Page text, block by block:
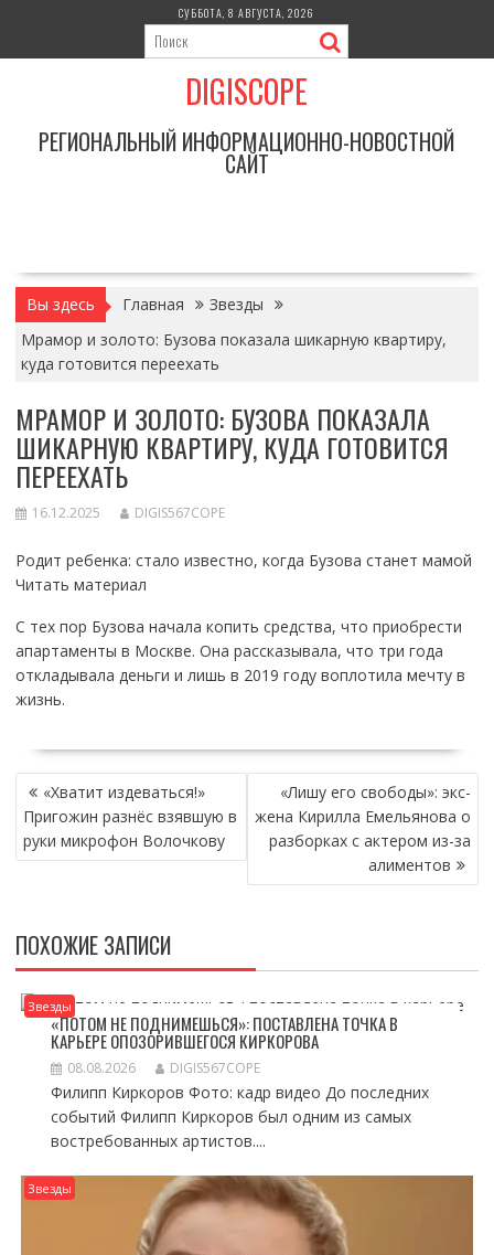
содержимому
СУББОТА, 8 АВГУСТА, 2026
DIGISCOPE
РЕГИОНАЛЬНЫЙ ИНФОРМАЦИОННО-НОВОСТНОЙ
САЙТ
Вы здесь Главная
Звезды
Мрамор и золото: Бузова показала шикарную квартиру,
куда готовится переехать
МРАМОР И ЗОЛОТО: БУЗОВА ПОКАЗАЛА
ШИКАРНУЮ КВАРТИРУ, КУДА ГОТОВИТСЯ
ПЕРЕЕХАТЬ
16.12.2025 DIGIS567COPE
Родит ребенка: стало известно, когда Бузова станет мамой
Читать материал
С тех пор Бузова начала копить средства, что приобрести
апартаменты в Москве. Она рассказывала, что три года
откладывала деньги и лишь в 2019 году воплотила мечту в
жизнь.
НАВИГАЦИЯ
ПО
ЗАПИСЯМ
«Хватит издеваться!»
Пригожин разнёс взявшую в
руки микрофон Волочкову
«Лишу его свободы»: экс-
жена Кирилла Емельянова о
разборках с актером из-за
алиментов
ПОХОЖИЕ ЗАПИСИ
Звезды
«ПОТОМ НЕ ПОДНИМЕШЬСЯ»: ПОСТАВЛЕНА ТОЧКА В
КАРЬЕРЕ ОПОЗОРИВШЕГОСЯ КИРКОРОВА
08.08.2026 DIGIS567COPE
Филипп Киркоров Фото: кадр видео До последних
событий Филипп Киркоров был одним из самых
востребованных артистов....
Звезды